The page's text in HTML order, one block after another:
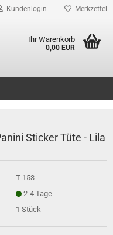
Kundenlogin Merkzettel
Ihr Warenkorb
0,00 EUR
Sticker Tüte - Lila
T 153
2-4 Tage
1 Stück